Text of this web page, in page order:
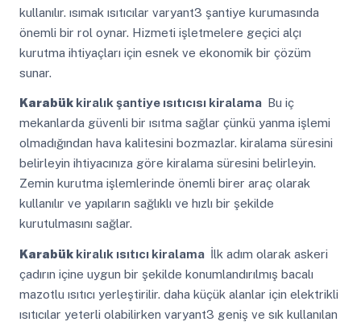
kullanılır. ısımak ısıtıcılar varyant3 şantiye kurumasında
önemli bir rol oynar. Hizmeti işletmelere geçici alçı
kurutma ihtiyaçları için esnek ve ekonomik bir çözüm
sunar.
Karabükkiralık şantiye ısıtıcısı kiralama Bu iç
mekanlarda güvenli bir ısıtma sağlar çünkü yanma işlemi
olmadığından hava kalitesini bozmazlar. kiralama süresini
belirleyin ihtiyacınıza göre kiralama süresini belirleyin.
Zemin kurutma işlemlerinde önemli birer araç olarak
kullanılır ve yapıların sağlıklı ve hızlı bir şekilde
kurutulmasını sağlar.
Karabükkiralık ısıtıcı kiralama İlk adım olarak askeri
çadırın içine uygun bir şekilde konumlandırılmış bacalı
mazotlu ısıtıcı yerleştirilir. daha küçük alanlar için elektrikli
ısıtıcılar yeterli olabilirken varyant3 geniş ve sık kullanılan